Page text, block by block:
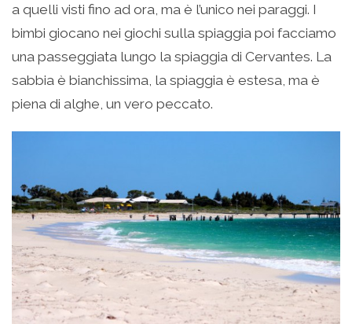
a quelli visti fino ad ora, ma è l’unico nei paraggi. I
bimbi giocano nei giochi sulla spiaggia poi facciamo
una passeggiata lungo la spiaggia di Cervantes. La
sabbia è bianchissima, la spiaggia è estesa, ma è
piena di alghe, un vero peccato.